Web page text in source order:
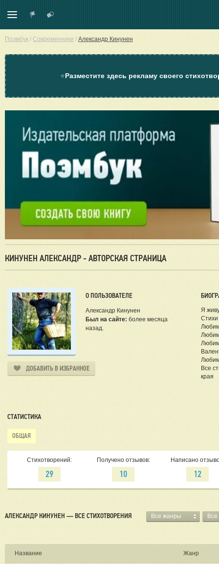
Поэмбук / Современники / Александр Кинунен
⭐Разместите здесь рекламу своего
КИНУНЕН АЛЕКСАНДР - АВТОРСКАЯ СТРАНИЦА
О ПОЛЬЗОВАТЕЛЕ
Александр Кинунен
Был на сайте: более месяца
назад.
ДОБАВИТЬ В ИЗБРАННОЕ
Я
Стихи
Все
края
СТАТИСТИКА
ОБЩАЯ
Стихотворений:
29
Получено отзывов:
10
Написано
12
АЛЕКСАНДР КИНУНЕН — ВСЕ СТИХОТВОРЕНИЯ Все жанры
Название Жанр